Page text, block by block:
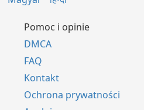
Pomoc i opinie
DMCA
FAQ
Kontakt
Ochrona prywatności